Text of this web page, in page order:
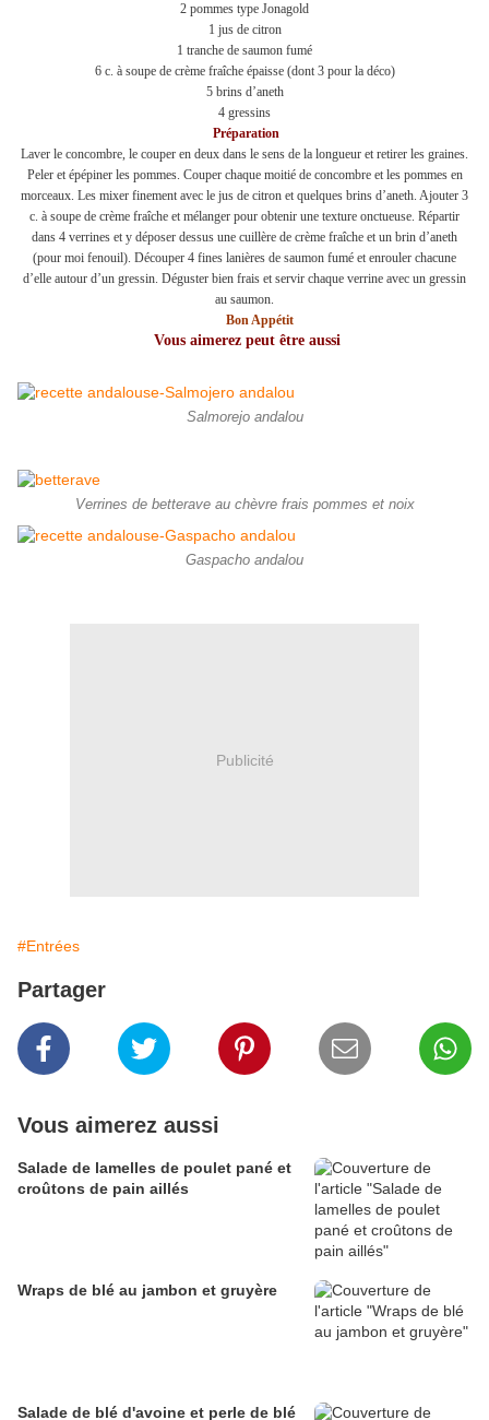
2 pommes type Jonagold
1 jus de citron
1 tranche de saumon fumé
6 c. à soupe de crème fraîche épaisse (dont 3 pour la déco)
5 brins d’aneth
4 gressins
Préparation
Laver le concombre, le couper en deux dans le sens de la longueur et retirer les graines.
Peler et épépiner les pommes. Couper chaque moitié de concombre et les pommes en
morceaux. Les mixer finement avec le jus de citron et quelques brins d’aneth. Ajouter 3
c. à soupe de crème fraîche et mélanger pour obtenir une texture onctueuse. Répartir
dans 4 verrines et y déposer dessus une cuillère de crème fraîche et un brin d’aneth
(pour moi fenouil). Découper 4 fines lanières de saumon fumé et enrouler chacune
d’elle autour d’un gressin. Déguster bien frais et servir chaque verrine avec un gressin
au saumon.
Bon Appétit
Vous aimerez peut être aussi
Salmorejo andalou
Verrines de betterave au chèvre frais pommes et noix
Gaspacho andalou
Publicité
#Entrées
Partager
Vous aimerez aussi
Salade de lamelles de poulet pané et
croûtons de pain aillés
Wraps de blé au jambon et gruyère
Salade de blé d'avoine et perle de blé